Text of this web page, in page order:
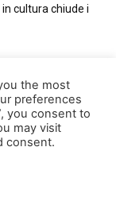
cultura chiude i
2026.
16 agosto
the most
preferences
you consent to
may visit
consent.